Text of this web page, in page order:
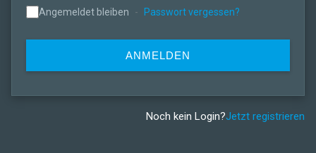
Angemeldet bleiben - Passwort vergessen?
ANMELDEN
Noch kein Login?Jetzt registrieren